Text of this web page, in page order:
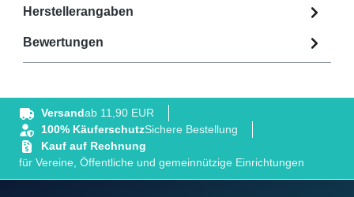
Herstellerangaben
Bewertungen
Versandab 11,90 EUR
100% KäuferschutzSichere Bestellung
Kauf auf Rechnung
für Vereine, Öffentliche und gemeinnützige Einrichtungen